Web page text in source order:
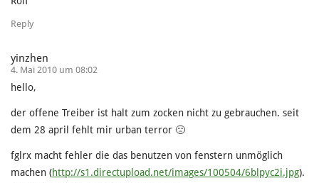
Reply
yinzhen
4. Mai 2010 um 08:02
hello,
der offene Treiber ist halt zum zocken nicht zu gebrauchen. seit
dem 28 april fehlt mir urban terror 🙁
fglrx macht fehler die das benutzen von fenstern unmöglich
machen (http://s1.directupload.net/images/100504/6blpyc2i.jpg).